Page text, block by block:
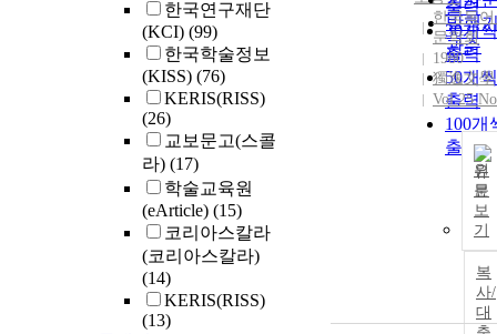
한국연구재단
(KCI) (99)
한국학술정보
(KISS) (76)
KERIS(RISS)
(26)
교보문고(스콜
라) (17)
학술교육원
(eArticle) (15)
코리아스칼라
(코리아스칼라)
(14)
KERIS(RISS)
(13)
발행
관순
출력
30개씩
출력
50개씩
출력
100개
출력
한국독
문학회
1980
獨逸文學
Vol.25
원
문
보
기
복
사/
대